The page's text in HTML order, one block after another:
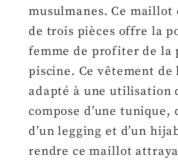
musulmanes. Ce maillot
de trois pièces offre la
femme de profiter de la
piscine. Ce vêtement
adapté à une utilisation
compose d’une tunique,
d’un legging et d’un
rendre ce maillot